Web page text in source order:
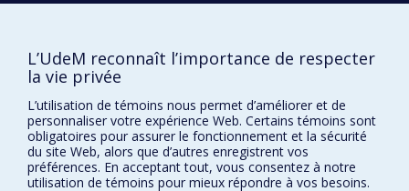
BESOIN D'AIDE?
Plan du site
Signaler une erreur
Accessibilité
FACULTÉ DES ARTS ET DES SCIENCES
L’UdeM reconnaît l’importance de respecter
la vie privée
L’utilisation de témoins nous permet d’améliorer et de
personnaliser votre expérience Web. Certains témoins sont
obligatoires pour assurer le fonctionnement et la sécurité
du site Web, alors que d’autres enregistrent vos
préférences. En acceptant tout, vous consentez à notre
utilisation de témoins pour mieux répondre à vos besoins.